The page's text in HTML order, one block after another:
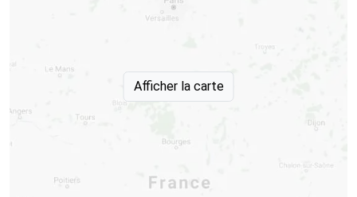
Afficher la carte